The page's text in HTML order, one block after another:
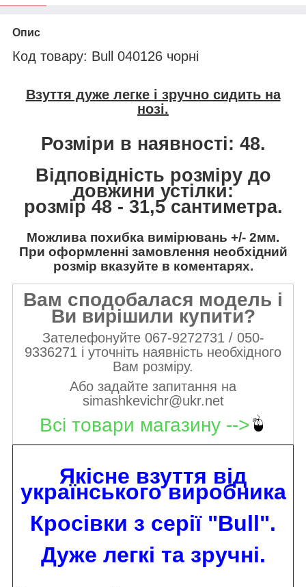
Опис
Код товару: Bull 040126 чорні
Взуття дуже легке і зручно сидить на
нозі.
Розміри в наявності: 48.
Відповідність розміру до
довжини устілки:
розмір 48 - 31,5 сантиметра.
Можлива похибка вимірювань +/- 2мм.
При оформленні замовлення необхідний
розмір вказуйте в коментарях.
Вам сподобалася модель і
Ви вирішили купити?
Зателефонуйте 067-9272731 / 050-
9336271 і уточніть наявність необхідного
Вам розміру.
Або задайте запитання на
simashkevichr@ukr.net
Всі товари магазину -->
Якісне взуття від
українського виробника
Кросівки з серії "Bull".
Дуже легкі та зручні.